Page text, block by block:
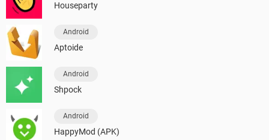
Houseparty
Android
Aptoide
Android
Shpock
Android
HappyMod (APK)